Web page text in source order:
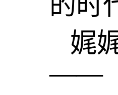
娓
——